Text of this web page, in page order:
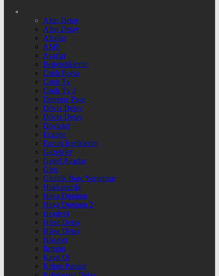
Altın Detay
Altın Detay
Altınlar
AMP
Ayarlar
Beğendiklerim
Canlı Borsa
Canlı Tv
Canlı Tv 2
Deneme Page
Döviz Detay
Döviz Detay
Dövizler
Eczane
Favori İçeriklerim
Gazeteler
Genel Ayarlar
Giriş
Günlük Burç Yorumları
Hakkımızda
Hava Durumu
Hava Durumu 2
Header4
Hisse Detay
Hisse Detay
Hisseler
İletişim
Kayıt Ol
Kripto Paralar